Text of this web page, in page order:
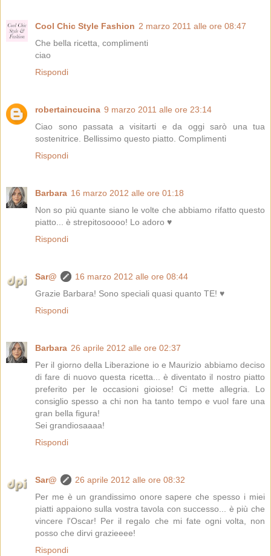
Cool Chic Style Fashion 2 marzo 2011 alle ore 08:47
Che bella ricetta, complimenti
ciao
Rispondi
robertaincucina 9 marzo 2011 alle ore 23:14
Ciao sono passata a visitarti e da oggi sarò una tua
sostenitrice. Bellissimo questo piatto. Complimenti
Rispondi
Barbara 16 marzo 2012 alle ore 01:18
Non so più quante siano le volte che abbiamo rifatto questo
piatto... è strepitosoooo! Lo adoro ♥
Rispondi
Sar@
16 marzo 2012 alle ore 08:44
Grazie Barbara! Sono speciali quasi quanto TE! ♥
Rispondi
Barbara 26 aprile 2012 alle ore 02:37
Per il giorno della Liberazione io e Maurizio abbiamo deciso
di fare di nuovo questa ricetta... è diventato il nostro piatto
preferito per le occasioni gioiose! Ci mette allegria. Lo
consiglio spesso a chi non ha tanto tempo e vuol fare una
gran bella figura!
Sei grandiosaaaa!
Rispondi
Sar@
26 aprile 2012 alle ore 08:32
Per me è un grandissimo onore sapere che spesso i miei
piatti appaiono sulla vostra tavola con successo... è più che
vincere l'Oscar! Per il regalo che mi fate ogni volta, non
posso che dirvi grazieeee!
Rispondi